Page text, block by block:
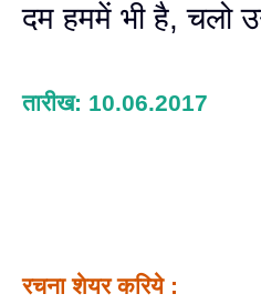
दम हममें भी है, चलो
तारीख: 10.06.2017
रचना शेयर करिये :